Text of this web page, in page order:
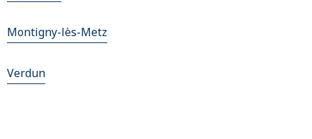
Montigny-lès-Metz
Verdun